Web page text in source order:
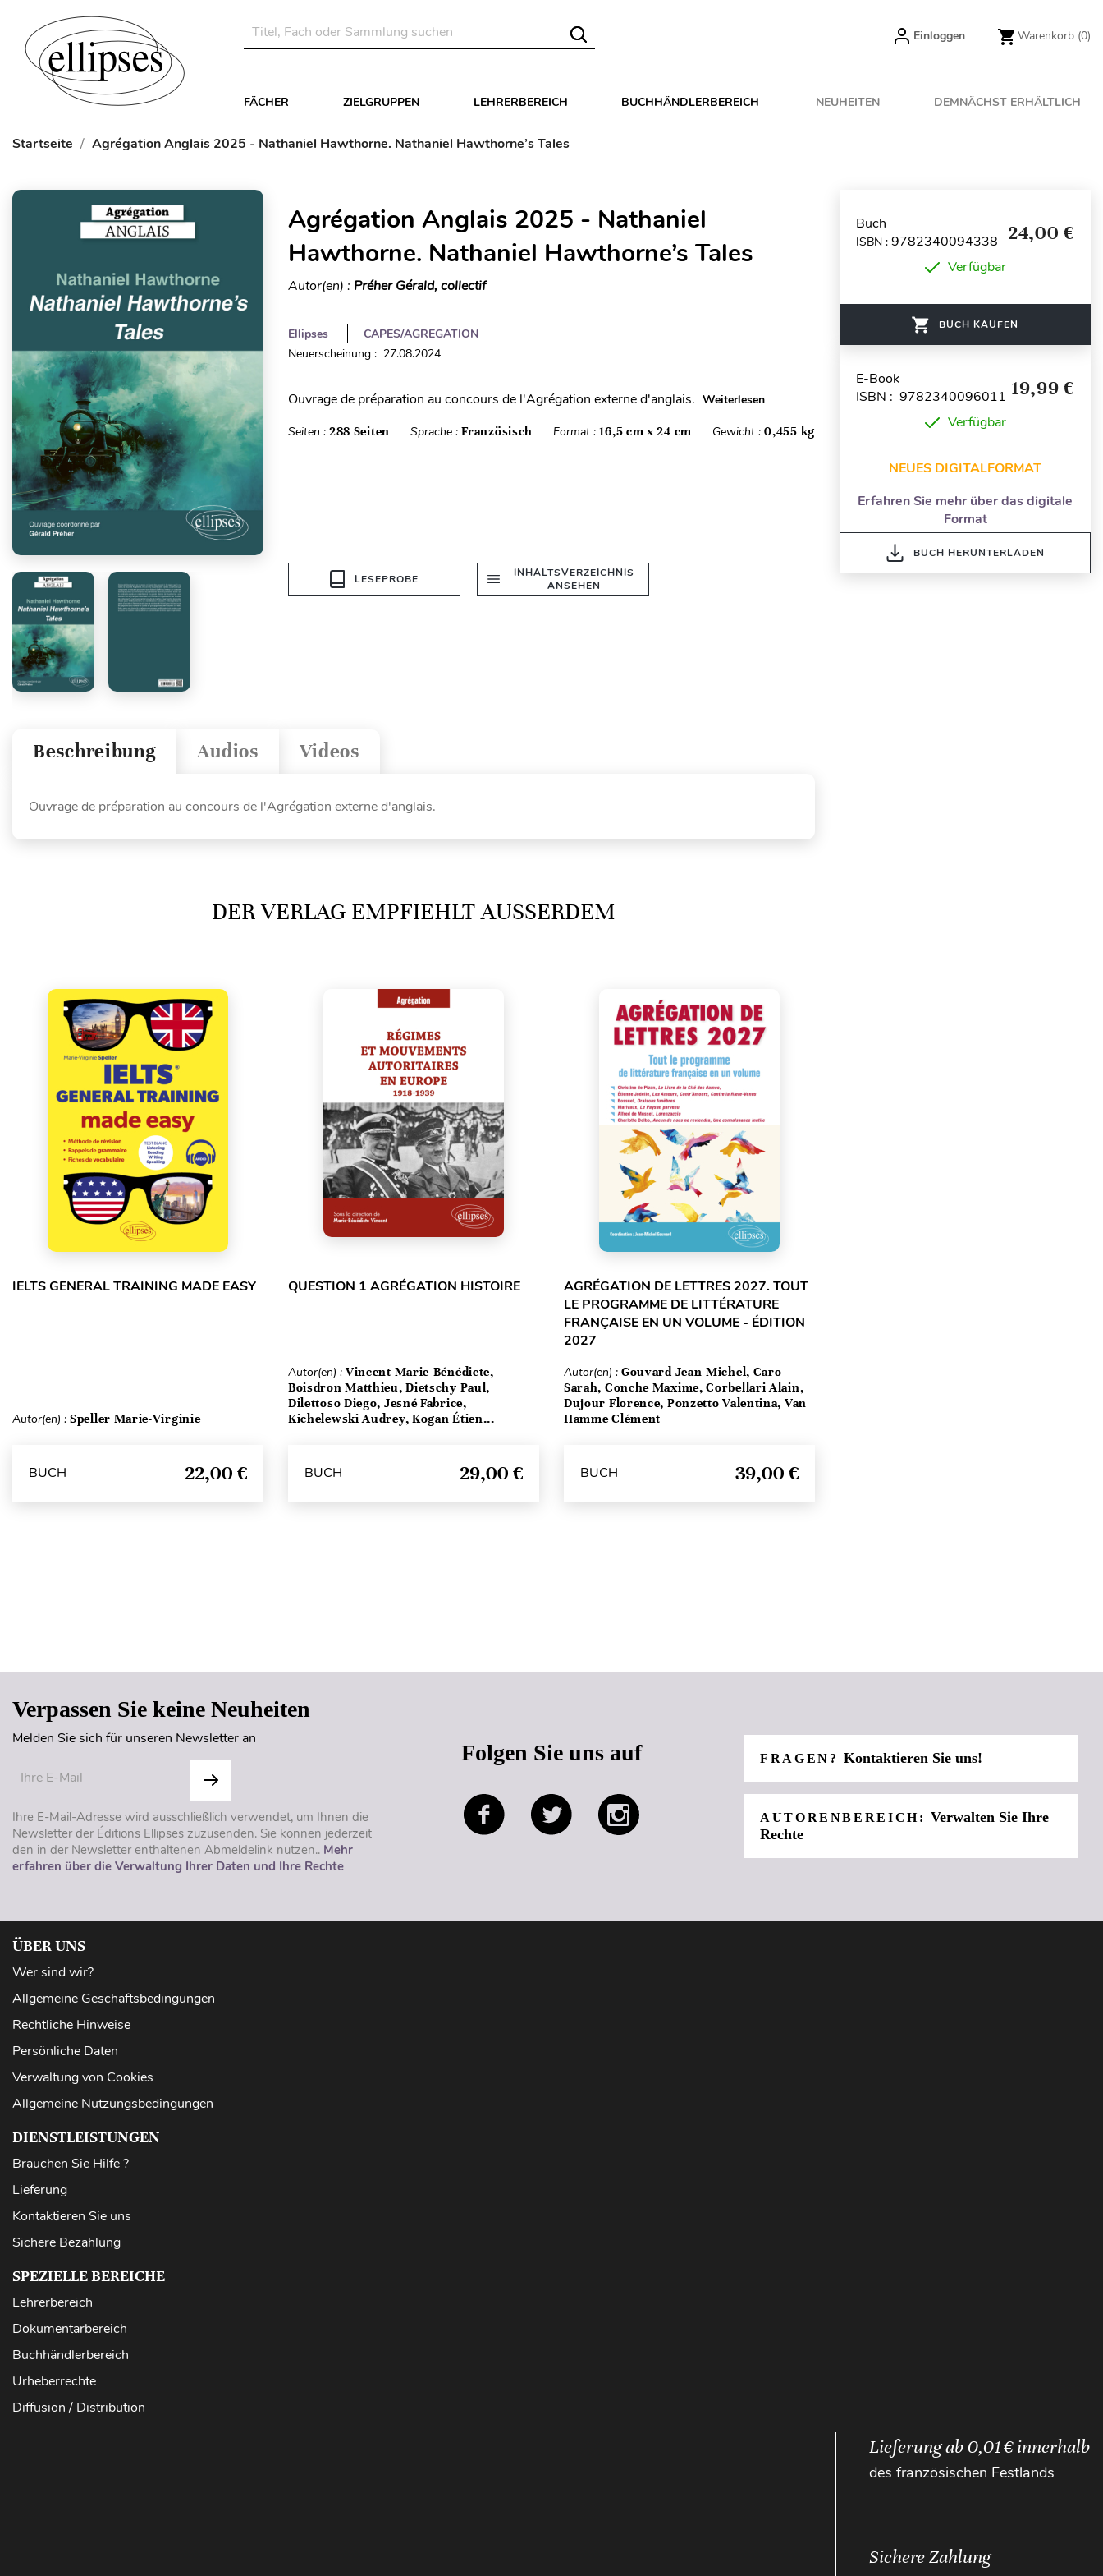
Einloggen Warenkorb (0)
FÄCHER ZIELGRUPPEN LEHRERBEREICH BUCHHÄNDLERBEREICH NEUHEITEN DEMNÄCHST ERHÄLTLICH
Startseite Agrégation Anglais 2025 - Nathaniel Hawthorne. Nathaniel Hawthorne’s Tales
Agrégation Anglais 2025 - Nathaniel
Hawthorne. Nathaniel Hawthorne’s Tales
Autor(en) : Préher Gérald, collectif
Ellipses
CAPES/AGREGATION
Neuerscheinung : 27.08.2024
Ouvrage de préparation au concours de l'Agrégation externe d'anglais. Weiterlesen
Seiten : 288 Seiten Sprache :Französisch Format :16,5 cm x 24 cm Gewicht :0,455 kg
LESEPROBE
INHALTSVERZEICHNIS
ANSEHEN
Videos
Audios
Beschreibung
Ouvrage de préparation au concours de l'Agrégation externe d'anglais.
DER VERLAG EMPFIEHLT AUSSERDEM
IELTS GENERAL TRAINING MADE EASY
Autor(en) : Speller Marie-Virginie
BUCH 22,00 €
QUESTION 1 AGRÉGATION HISTOIRE
Autor(en) : Vincent Marie-Bénédicte,
Boisdron Matthieu, Dietschy Paul,
Dilettoso Diego, Jesné Fabrice,
Kichelewski Audrey, Kogan Étien...
BUCH 29,00 €
AGRÉGATION DE LETTRES 2027. TOUT
LE PROGRAMME DE LITTÉRATURE
FRANÇAISE EN UN VOLUME - ÉDITION
2027
Autor(en) : Gouvard Jean-Michel, Caro
Sarah, Conche Maxime, Corbellari Alain,
Dujour Florence, Ponzetto Valentina, Van
Hamme Clément
BUCH 39,00 €
Buch
ISBN : 9782340094338 24,00 €
Verfügbar
BUCH KAUFEN
E-Book
ISBN : 9782340096011 19,99 €
Verfügbar
NEUES DIGITALFORMAT
Erfahren Sie mehr über das digitale
Format
BUCH HERUNTERLADEN
Verpassen Sie keine Neuheiten
Melden Sie sich für unseren Newsletter an
Ihre E-Mail-Adresse wird ausschließlich verwendet, um Ihnen die
Newsletter der Éditions Ellipses zuzusenden. Sie können jederzeit
den in der Newsletter enthaltenen Abmeldelink nutzen.. Mehr
erfahren über die Verwaltung Ihrer Daten und Ihre Rechte
Folgen Sie uns auf FRAGEN?Kontaktieren Sie uns!
AUTORENBEREICH:Verwalten Sie Ihre
Rechte
ÜBER UNS
Wer sind wir?
Allgemeine Geschäftsbedingungen
Rechtliche Hinweise
Persönliche Daten
Verwaltung von Cookies
Allgemeine Nutzungsbedingungen
DIENSTLEISTUNGEN
Brauchen Sie Hilfe ?
Lieferung
Kontaktieren Sie uns
Sichere Bezahlung
SPEZIELLE BEREICHE
Lehrerbereich
Dokumentarbereich
Buchhändlerbereich
Urheberrechte
Diffusion / Distribution
Lieferung ab 0,01 € innerhalb
des französischen Festlands
Sichere Zahlung